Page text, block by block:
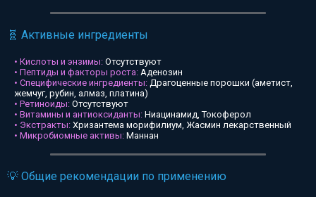
🧬 Активные ингредиенты
• Кислоты и энзимы: Отсутствуют
• Пептиды и факторы роста: Аденозин
• Специфические ингредиенты: Драгоценные порошки (аметист,
жемчуг, рубин, алмаз, платина)
• Ретиноиды: Отсутствуют
• Витамины и антиоксиданты: Ниацинамид, Токоферол
• Экстракты: Хризантема морифилиум, Жасмин лекарственный
• Микробиомные активы: Маннан
💡 Общие рекомендации по применению